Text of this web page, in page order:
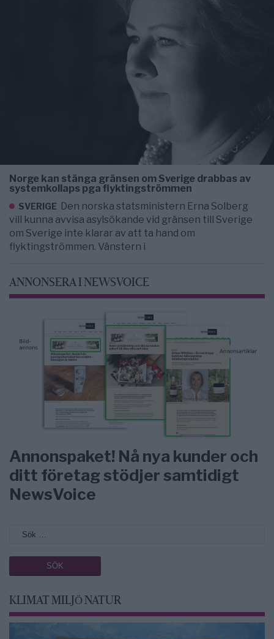
Norge kan stänga gränsen om Sverige drabbas av
systemkollaps pga flyktingströmmen
SVERIGE Den norska statsministern Erna Solberg
vill kunna avvisa asylsökande vid gränsen till Sverige
om Sverige inte klarar av att ta hand om
flyktingströmmen. Vänstern i
ANNONSERA I NEWSVOICE
Annonspaket! Nå nya kunder och
ditt företag stödjer samtidigt
NewsVoice
KLIMAT MILJÖ NATUR